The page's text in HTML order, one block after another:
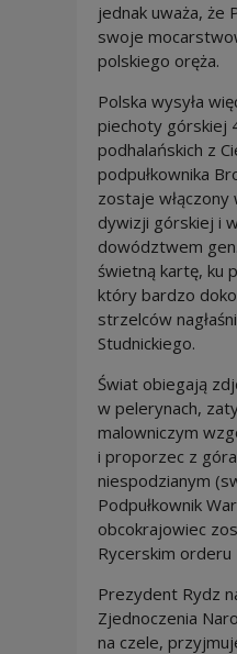
jednak uważa, że
swoje
polskiego oręża.
Polska wysyła
piechoty górskiej
podhalańskich z
podpułkownika
zostaje
dywizji górskiej i
dowództwem
świetną kartę, ku
który bardzo
strzelców
Studnickiego.
Świat obiegają
w pelerynach,
malowniczym
i proporzec z
niespodzianym
Podpułkownik
obcokrajowiec
Rycerskim orderu
Prezydent Rydz
Zjednoczenia
na czele,